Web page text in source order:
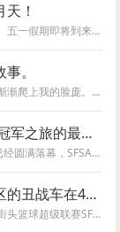
！
春天的脚步渐行渐远，初夏的气息渐行渐近。五一假期即将到来。我们与新角色雷明一起，为所有辛勤工作的Fser们准备了一场丰富...
。
告别了工作日的喧嚣，温暖的阳光透过窗户渐渐爬上我的脸庞。我一边揉着惺忪的眼睛，一边蜷缩在床上，伸了个懒腰，忍不住嘀咕了一...
值得期待！街头篮球SFSA总决赛冠军之旅的最后一章
2023年街头篮球SFSA国家超级联赛地区赛已经圆满落幕，SFSA总决赛也有望在8月正式开始。今天为大家带来的是SFSA...
崇高的上篮杀死街头篮球。曼林区的丑战车在4区傲然微笑。
行动吧，你是英雄！经过两天的激战，全国街头篮球超级联赛SFSA四区第二轮海选圆满落幕。支线100多支队伍参加第二轮海选，...